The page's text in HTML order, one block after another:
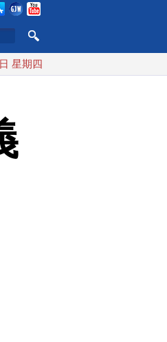
搭裝甲車進駐衡山指揮所
星期四